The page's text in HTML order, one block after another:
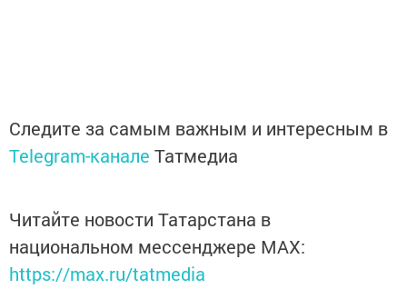
Следите за самым важным и интересным в
Telegram-канале Татмедиа
Читайте новости Татарстана в
национальном мессенджере MАХ:
https://max.ru/tatmedia